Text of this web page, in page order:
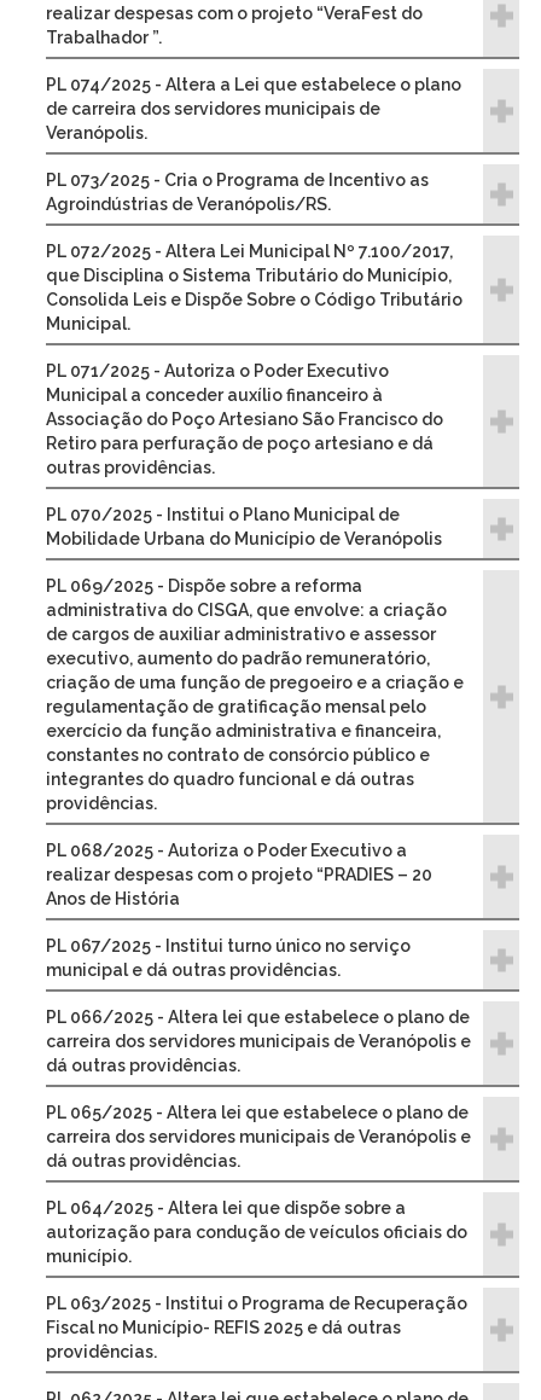
realizar despesas com o projeto “VeraFest do
Trabalhador ”.
PL 074/2025 - Altera a Lei que estabelece o plano
de carreira dos servidores municipais de
Veranópolis.
PL 073/2025 - Cria o Programa de Incentivo as
Agroindústrias de Veranópolis/RS.
PL 072/2025 - Altera Lei Municipal Nº 7.100/2017,
que Disciplina o Sistema Tributário do Município,
Consolida Leis e Dispõe Sobre o Código Tributário
Municipal.
PL 071/2025 - Autoriza o Poder Executivo
Municipal a conceder auxílio financeiro à
Associação do Poço Artesiano São Francisco do
Retiro para perfuração de poço artesiano e dá
outras providências.
PL 070/2025 - Institui o Plano Municipal de
Mobilidade Urbana do Município de Veranópolis
PL 069/2025 - Dispõe sobre a reforma
administrativa do CISGA, que envolve: a criação
de cargos de auxiliar administrativo e assessor
executivo, aumento do padrão remuneratório,
criação de uma função de pregoeiro e a criação e
regulamentação de gratificação mensal pelo
exercício da função administrativa e financeira,
constantes no contrato de consórcio público e
integrantes do quadro funcional e dá outras
providências.
PL 068/2025 - Autoriza o Poder Executivo a
realizar despesas com o projeto “PRADIES – 20
Anos de História
PL 067/2025 - Institui turno único no serviço
municipal e dá outras providências.
PL 066/2025 - Altera lei que estabelece o plano de
carreira dos servidores municipais de Veranópolis e
dá outras providências.
PL 065/2025 - Altera lei que estabelece o plano de
carreira dos servidores municipais de Veranópolis e
dá outras providências.
PL 064/2025 - Altera lei que dispõe sobre a
autorização para condução de veículos oficiais do
município.
PL 063/2025 - Institui o Programa de Recuperação
Fiscal no Município- REFIS 2025 e dá outras
providências.